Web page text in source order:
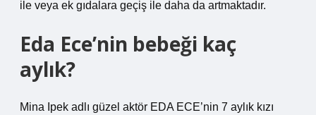
ile veya ek gıdalara geçiş ile daha da artmaktadır.
Eda Ece’nin bebeği kaç
aylık?
Mina Ipek adlı güzel aktör EDA ECE’nin 7 aylık kızı